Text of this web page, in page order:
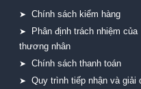
➤ Chính sách kiểm hàng
➤
Phân định trách nhiệm của
thương nhân
➤ Chính sách thanh toán
➤
Quy trình tiếp nhận và giải